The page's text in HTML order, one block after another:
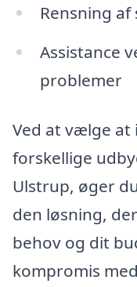
Rensning
Assistance
problemer
Ved at vælge
forskellige
Ulstrup, øger
den løsning,
behov og dit
kompromis